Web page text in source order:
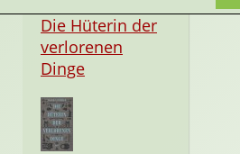
Die Hüterin der
verlorenen
Dinge